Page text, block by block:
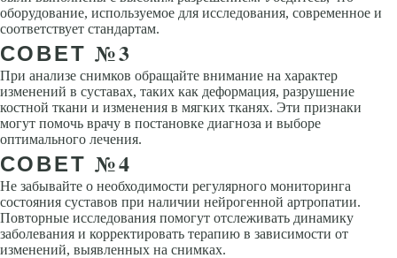
оборудование, используемое для исследования, современное и
соответствует стандартам.
СОВЕТ №3
При анализе снимков обращайте внимание на характер
изменений в суставах, таких как деформация, разрушение
костной ткани и изменения в мягких тканях. Эти признаки
могут помочь врачу в постановке диагноза и выборе
оптимального лечения.
СОВЕТ №4
Не забывайте о необходимости регулярного мониторинга
состояния суставов при наличии нейрогенной артропатии.
Повторные исследования помогут отслеживать динамику
заболевания и корректировать терапию в зависимости от
изменений, выявленных на снимках.